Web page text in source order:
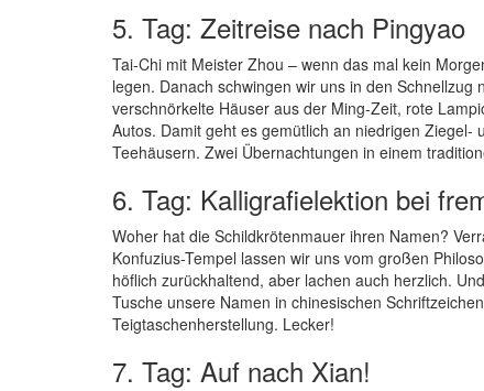
5. Tag: Zeitreise nach Pingyao
Tai-Chi mit Meister Zhou – wenn das mal kein
legen. Danach schwingen wir uns in den
verschnörkelte Häuser aus der Ming-Zeit, rote
Autos. Damit geht es gemütlich an niedrigen
Teehäusern. Zwei Übernachtungen in einem
6. Tag: Kalligrafielektion bei
Woher hat die Schildkrötenmauer ihren Namen?
Konfuzius-Tempel lassen wir uns vom großen
höflich zurückhaltend, aber lachen auch herzlich.
Tusche unsere Namen in chinesischen
Teigtaschenherstellung. Lecker!
7. Tag: Auf nach Xian!